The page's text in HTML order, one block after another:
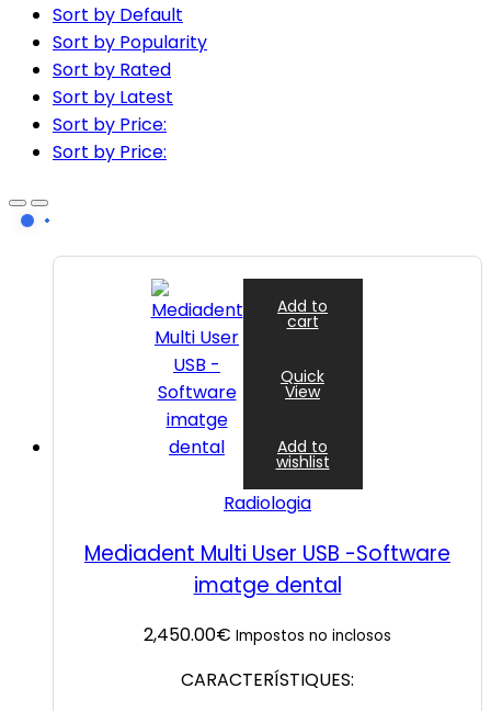
Sort by Default
Sort by Popularity
Sort by Rated
Sort by Latest
Sort by Price:
Sort by Price:
Add to
cart
Quick
View
Add to
wishlist
Radiologia
Mediadent Multi User USB -Software
imatge dental
2,450.00€ Impostos no inclosos
CARACTERÍSTIQUES: